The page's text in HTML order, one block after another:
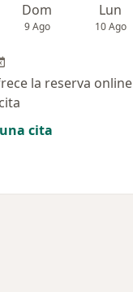
Dom
9 Ago
Lun
10 Ago
la reserva online
cita